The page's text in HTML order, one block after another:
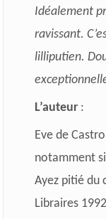
Idéalement
ravissant.
lilliputien.
L’auteur:
Eve de
notamment
Ayez pitié du
Libraires